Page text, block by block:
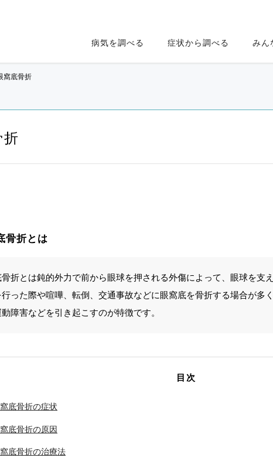
病気を調べる 症状から調べる みん
窩底骨折
折
骨折とは
折とは鈍的外力で前から眼球を押される外傷によって、眼球を支
った際や喧嘩、転倒、交通事故などに眼窩底を骨折する場合が多
障害などを引き起こすのが特徴です。
目次
底骨折の症状
底骨折の原因
底骨折の治療法